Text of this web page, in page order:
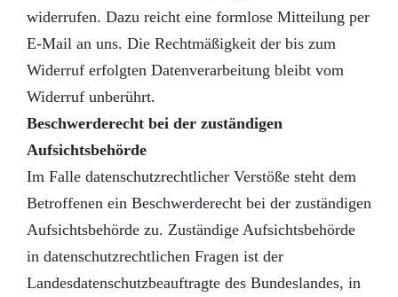
widerrufen. Dazu reicht eine formlose Mitteilung per
E-Mail an uns. Die Rechtmäßigkeit der bis zum
Widerruf erfolgten Datenverarbeitung bleibt vom
Widerruf unberührt.
Beschwerderecht bei der zuständigen
Aufsichtsbehörde
Im Falle datenschutzrechtlicher Verstöße steht dem
Betroffenen ein Beschwerderecht bei der zuständigen
Aufsichtsbehörde zu. Zuständige Aufsichtsbehörde
in datenschutzrechtlichen Fragen ist der
Landesdatenschutzbeauftragte des Bundeslandes, in